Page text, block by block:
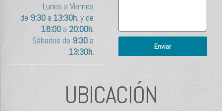
Lunes a Viernes
de 9:30a 13:30h.y de
16:00a 20:00h.
Sábados de 9:30a
13:30h.
Enviar
UBICACIÓN